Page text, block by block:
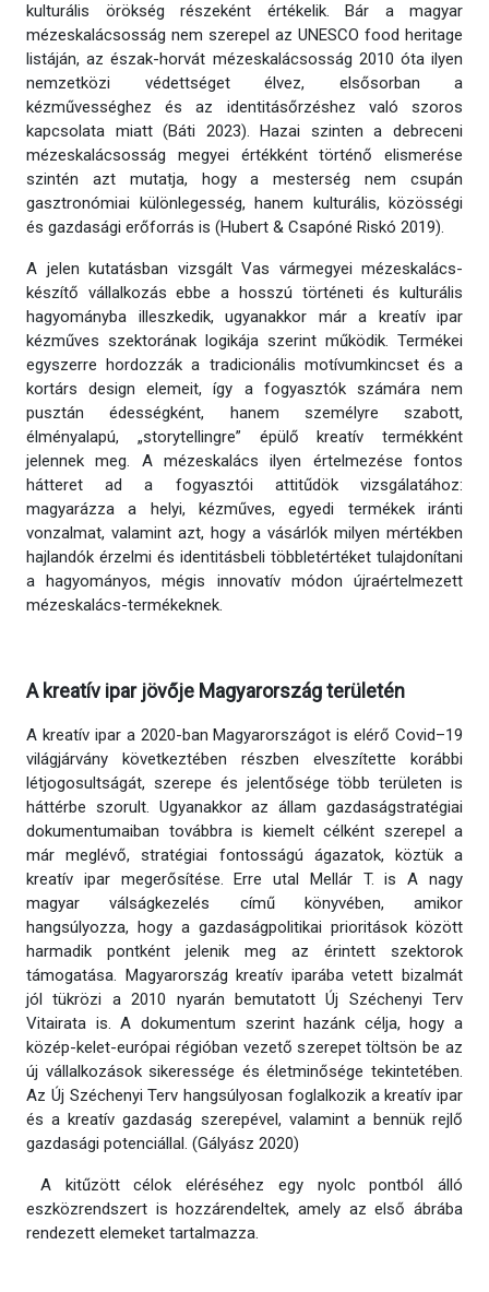
kulturális örökség részeként értékelik. Bár a magyar
mézeskalácsosság nem szerepel az UNESCO food heritage
listáján, az észak-horvát mézeskalácsosság 2010 óta ilyen
nemzetközi védettséget élvez, elsősorban a
kézművességhez és az identitásőrzéshez való szoros
kapcsolata miatt (Báti 2023). Hazai szinten a debreceni
mézeskalácsosság megyei értékként történő elismerése
szintén azt mutatja, hogy a mesterség nem csupán
gasztronómiai különlegesség, hanem kulturális, közösségi
és gazdasági erőforrás is (Hubert & Csapóné Riskó 2019).
A jelen kutatásban vizsgált Vas vármegyei mézeskalács-
készítő vállalkozás ebbe a hosszú történeti és kulturális
hagyományba illeszkedik, ugyanakkor már a kreatív ipar
kézműves szektorának logikája szerint működik. Termékei
egyszerre hordozzák a tradicionális motívumkincset és a
kortárs design elemeit, így a fogyasztók számára nem
pusztán édességként, hanem személyre szabott,
élményalapú, „storytellingre” épülő kreatív termékként
jelennek meg. A mézeskalács ilyen értelmezése fontos
hátteret ad a fogyasztói attitűdök vizsgálatához:
magyarázza a helyi, kézműves, egyedi termékek iránti
vonzalmat, valamint azt, hogy a vásárlók milyen mértékben
hajlandók érzelmi és identitásbeli többletértéket tulajdonítani
a hagyományos, mégis innovatív módon újraértelmezett
mézeskalács-termékeknek.
A kreatív ipar jövője Magyarország területén
A kreatív ipar a 2020-ban Magyarországot is elérő Covid–19
világjárvány következtében részben elveszítette korábbi
létjogosultságát, szerepe és jelentősége több területen is
háttérbe szorult. Ugyanakkor az állam gazdaságstratégiai
dokumentumaiban továbbra is kiemelt célként szerepel a
már meglévő, stratégiai fontosságú ágazatok, köztük a
kreatív ipar megerősítése. Erre utal Mellár T. is A nagy
magyar válságkezelés című könyvében, amikor
hangsúlyozza, hogy a gazdaságpolitikai prioritások között
harmadik pontként jelenik meg az érintett szektorok
támogatása. Magyarország kreatív iparába vetett bizalmát
jól tükrözi a 2010 nyarán bemutatott Új Széchenyi Terv
Vitairata is. A dokumentum szerint hazánk célja, hogy a
közép-kelet-európai régióban vezető szerepet töltsön be az
új vállalkozások sikeressége és életminősége tekintetében.
Az Új Széchenyi Terv hangsúlyosan foglalkozik a kreatív ipar
és a kreatív gazdaság szerepével, valamint a bennük rejlő
gazdasági potenciállal. (Gályász 2020)
A kitűzött célok eléréséhez egy nyolc pontból álló
eszközrendszert is hozzárendeltek, amely az első ábrába
rendezett elemeket tartalmazza.